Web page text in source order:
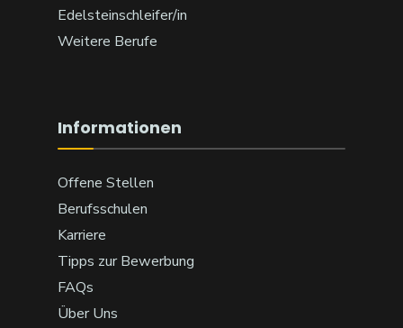
Edelsteinschleifer/in
Weitere Berufe
Informationen
Offene Stellen
Berufsschulen
Karriere
Tipps zur Bewerbung
FAQs
Über Uns